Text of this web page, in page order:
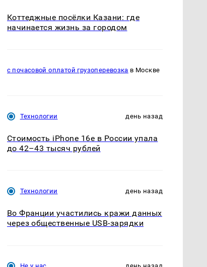
Коттеджные посёлки Казани: где
начинается жизнь за городом
с почасовой оплатой грузоперевозка в Москве
Технологии день назад
Стоимость iPhone 16e в России упала
до 42–43 тысяч рублей
Технологии день назад
Во Франции участились кражи данных
через общественные USB-зарядки